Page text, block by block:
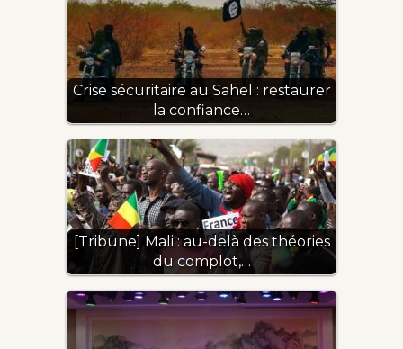
Crise sécuritaire au Sahel : restaurer
la confiance…
[Tribune] Mali : au-delà des théories
du complot,…